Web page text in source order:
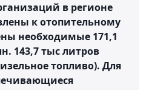
в регионе
к отопительному
необходимые 171,1
143,7 тыс литров
топливо). Для